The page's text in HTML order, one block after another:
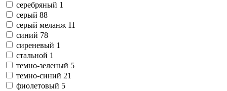
серебряный 1
серый 88
серый меланж 11
синий 78
сиреневый 1
стальной 1
темно-зеленый 5
темно-синий 21
фиолетовый 5